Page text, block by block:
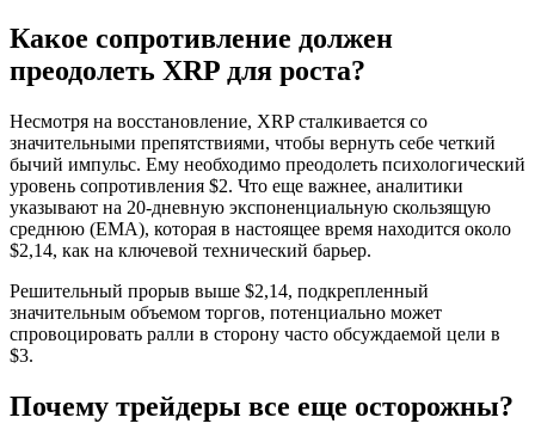
Какое сопротивление должен
преодолеть XRP для роста?
Несмотря на восстановление, XRP сталкивается со
значительными препятствиями, чтобы вернуть себе четкий
бычий импульс. Ему необходимо преодолеть психологический
уровень сопротивления $2. Что еще важнее, аналитики
указывают на 20-дневную экспоненциальную скользящую
среднюю (EMA), которая в настоящее время находится около
$2,14, как на ключевой технический барьер.
Решительный прорыв выше $2,14, подкрепленный
значительным объемом торгов, потенциально может
спровоцировать ралли в сторону часто обсуждаемой цели в
$3.
Почему трейдеры все еще осторожны?